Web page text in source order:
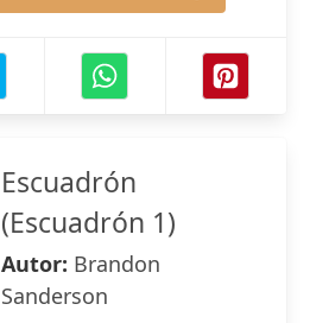
Escuadrón
(Escuadrón 1)
Autor: Brandon
Sanderson